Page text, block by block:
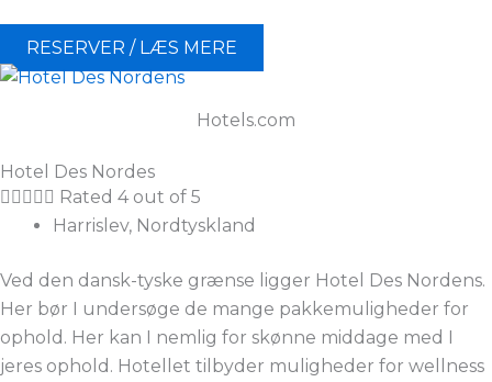
RESERVER / LÆS MERE
Hotels.com
Hotel Des Nordes
 Rated 4 out of 5
Harrislev, Nordtyskland
Ved den dansk-tyske grænse ligger Hotel Des Nordens.
Her bør I undersøge de mange pakkemuligheder for
ophold. Her kan I nemlig for skønne middage med I
jeres ophold. Hotellet tilbyder muligheder for wellness